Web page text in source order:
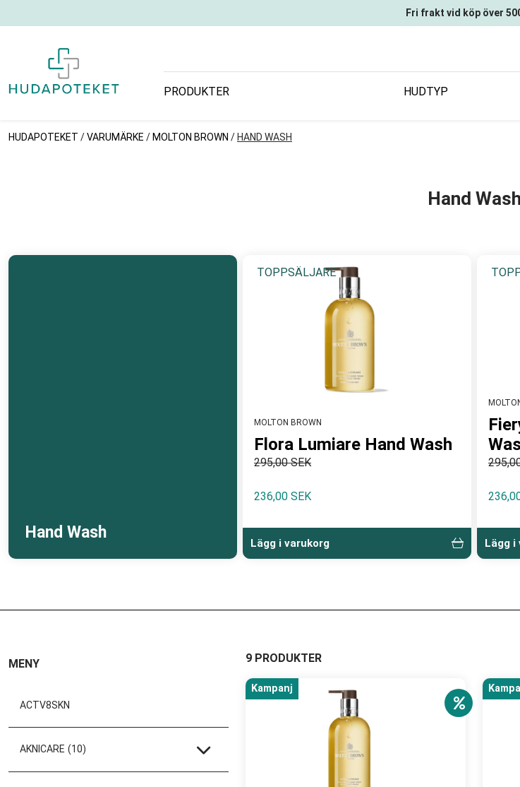
Fri frakt vid köp över
PRODUKTER HUDTYP
HUDAPOTEKET /VARUMÄRKE / MOLTON BROWN / HAND WASH
Hand Wash
Hand Wash
TOPPSÄLJARE
MOLTON BROWN
Flora Lumiare Hand Wash
295,00 SEK
236,00 SEK
Lägg i varukorg Lägg i
MENY
ACTV8SKN
AKNICARE (10)
9 PRODUKTER
Kampanj